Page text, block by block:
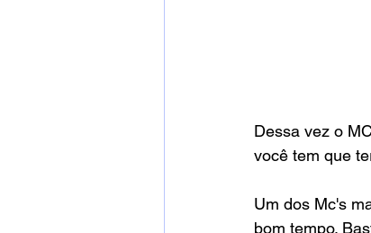
Dessa vez o
você tem que
Um dos Mc's
bom tempo.